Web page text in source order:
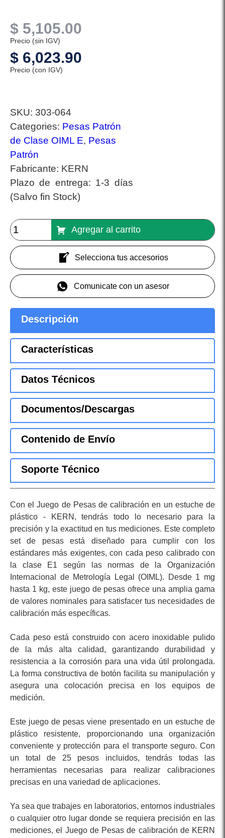
$ 5,105.00
Precio (sin IGV)
$ 6,023.90
Precio (con IGV)
SKU: 303-064
Categories: Pesas Patrón
de Clase OIML E, Pesas
Patrón
Fabricante: KERN
Plazo de entrega: 1-3 días
(Salvo fin Stock)
Agregar al carrito
Selecciona tus accesorios
Comunicate con un asesor
Descripción
Características
Datos Técnicos
Documentos/Descargas
Contenido de Envío
Soporte Técnico
Con el Juego de Pesas de calibración en un estuche de
plástico - KERN, tendrás todo lo necesario para la
precisión y la exactitud en tus mediciones. Este completo
set de pesas está diseñado para cumplir con los
estándares más exigentes, con cada peso calibrado con
la clase E1 según las normas de la Organización
Internacional de Metrología Legal (OIML). Desde 1 mg
hasta 1 kg, este juego de pesas ofrece una amplia gama
de valores nominales para satisfacer tus necesidades de
calibración más específicas.
Cada peso está construido con acero inoxidable pulido
de la más alta calidad, garantizando durabilidad y
resistencia a la corrosión para una vida útil prolongada.
La forma constructiva de botón facilita su manipulación y
asegura una colocación precisa en los equipos de
medición.
Este juego de pesas viene presentado en un estuche de
plástico resistente, proporcionando una organización
conveniente y protección para el transporte seguro. Con
un total de 25 pesos incluidos, tendrás todas las
herramientas necesarias para realizar calibraciones
precisas en una variedad de aplicaciones.
Ya sea que trabajes en laboratorios, entornos industriales
o cualquier otro lugar donde se requiera precisión en las
mediciones, el Juego de Pesas de calibración de KERN